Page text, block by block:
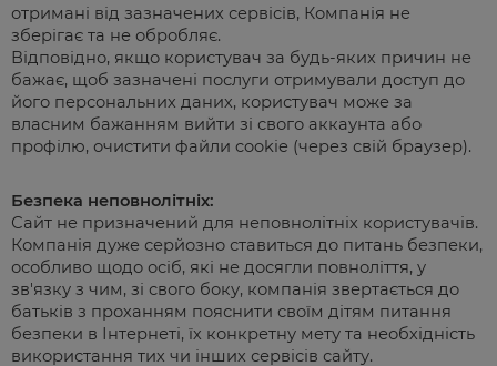
отримані від зазначених сервісів, Компанія не
зберігає та не обробляє.
Відповідно, якщо користувач за будь-яких причин не
бажає, щоб зазначені послуги отримували доступ до
його персональних даних, користувач може за
власним бажанням вийти зі свого аккаунта або
профілю, очистити файли cookie (через свій браузер).
Безпека неповнолітніх:
Сайт не призначений для неповнолітніх користувачів.
Компанія дуже серйозно ставиться до питань безпеки,
особливо щодо осіб, які не досягли повноліття, у
зв'язку з чим, зі свого боку, компанія звертається до
батьків з проханням пояснити своїм дітям питання
безпеки в Інтернеті, їх конкретну мету та необхідність
використання тих чи інших сервісів сайту.